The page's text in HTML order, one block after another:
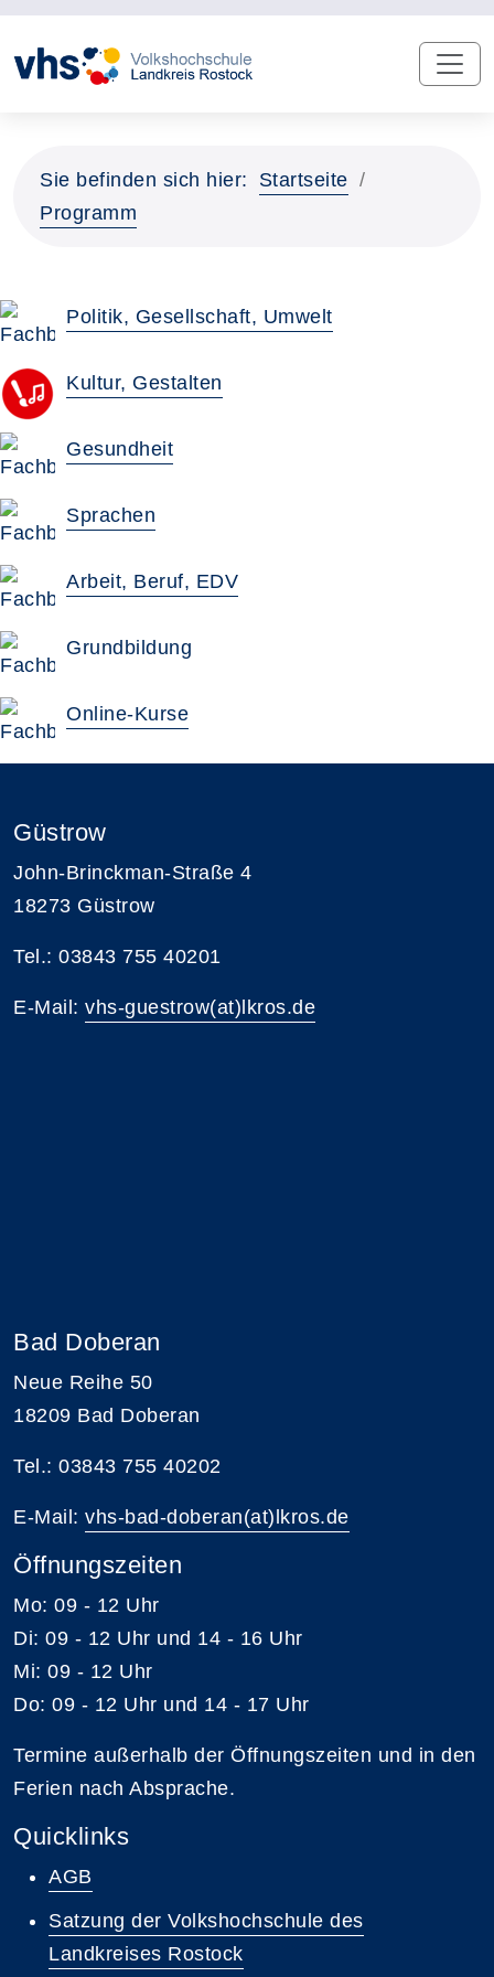
Sie befinden sich hier:
Startseite
Programm
Politik, Gesellschaft, Umwelt
Kultur, Gestalten
Gesundheit
Sprachen
Arbeit, Beruf, EDV
Grundbildung
Online-Kurse
Güstrow
John-Brinckman-Straße 4
18273 Güstrow
Tel.: 03843 755 40201
E-Mail: vhs-guestrow(at)lkros.de
Bad Doberan
Neue Reihe 50
18209 Bad Doberan
Tel.: 03843 755 40202
E-Mail: vhs-bad-doberan(at)lkros.de
Öffnungszeiten
Mo: 09 - 12 Uhr
Di: 09 - 12 Uhr und 14 - 16 Uhr
Mi: 09 - 12 Uhr
Do: 09 - 12 Uhr und 14 - 17 Uhr
Termine außerhalb der Öffnungszeiten und in den
Ferien nach Absprache.
Quicklinks
AGB
Satzung der Volkshochschule des
Landkreises Rostock